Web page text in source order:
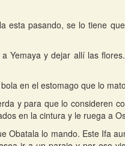
esta pasando, se lo tiene
Yemaya y dejar allí las
en el estomago que lo
y para que lo consideren
en la cintura y le ruega a
Obatala lo mando. Este Ifa